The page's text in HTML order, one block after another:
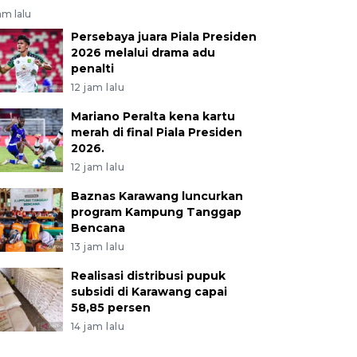
lalu
Persebaya juara Piala Presiden
2026 melalui drama adu
penalti
12 jam lalu
Mariano Peralta kena kartu
merah di final Piala Presiden
2026.
12 jam lalu
Baznas Karawang luncurkan
program Kampung Tanggap
Bencana
13 jam lalu
Realisasi distribusi pupuk
subsidi di Karawang capai
58,85 persen
14 jam lalu